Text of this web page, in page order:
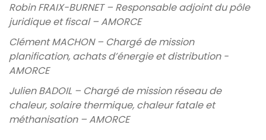
Robin FRAIX-BURNET – Responsable adjoint du pôle
juridique et fiscal – AMORCE
Clément MACHON – Chargé de mission
planification, achats d’énergie et distribution -
AMORCE
Julien BADOIL – Chargé de mission réseau de
chaleur, solaire thermique, chaleur fatale et
méthanisation – AMORCE